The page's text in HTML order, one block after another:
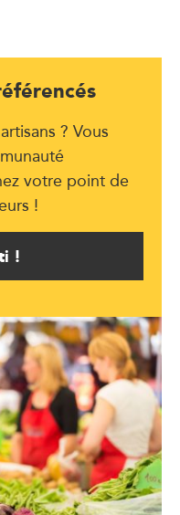
? Vous
votre point de
!
!